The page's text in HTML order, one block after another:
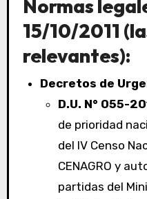
Normas
15/10/2011
relevantes):
Decretos de
D.U. N° 055-
de prioridad
del IV Censo
CENAGRO y
partidas del